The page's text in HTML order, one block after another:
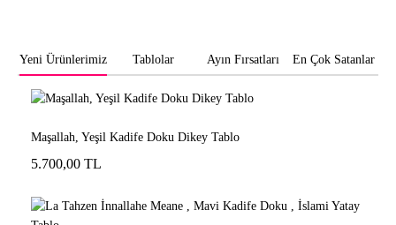
Yeni Ürünlerimiz Tablolar Ayın Fırsatları En Çok Satanlar
Maşallah, Yeşil Kadife Doku Dikey Tablo
5.700,00 TL